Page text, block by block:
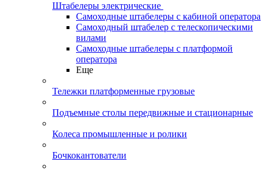
Штабелеры электрические
Самоходные штабелеры с кабиной оператора
Самоходный штабелер с телескопическими
вилами
Самоходные штабелеры с платформой
оператора
Еще
Тележки платформенные грузовые
Подъемные столы передвижные и стационарные
Колеса промышленные и ролики
Бочкокантователи